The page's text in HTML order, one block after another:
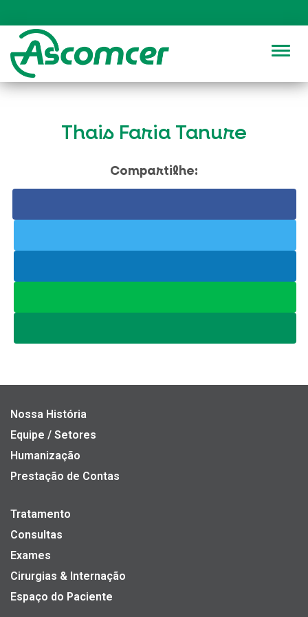
Thais Faria Tanure
Compartilhe:
Nossa História
Equipe / Setores
Humanização
Prestação de Contas
Tratamento
Consultas
Exames
Cirurgias & Internação
Espaço do Paciente